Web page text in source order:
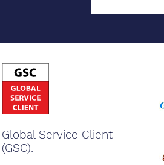
Global Service Client
(GSC).